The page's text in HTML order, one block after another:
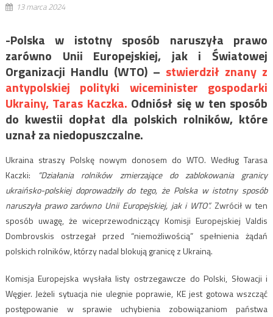
13 marca 2024
-Polska w istotny sposób naruszyła prawo
zarówno Unii Europejskiej, jak i Światowej
Organizacji Handlu (WTO) – stwierdził znany z
antypolskiej polityki wiceminister gospodarki
Ukrainy, Taras Kaczka. Odniósł się w ten sposób
do kwestii dopłat dla polskich rolników, które
uznał za niedopuszczalne.
Ukraina straszy Polskę nowym donosem do WTO. Według Tarasa
Kaczki: “Działania rolników zmierzające do zablokowania granicy
ukraińsko-polskiej doprowadziły do ​​tego, że Polska w istotny sposób
naruszyła prawo zarówno Unii Europejskiej, jak i WTO”.Zwrócił w ten
sposób uwagę, że wiceprzewodniczący Komisji Europejskiej Valdis
Dombrovskis ostrzegał przed “niemożliwością” spełnienia żądań
polskich rolników, którzy nadal blokują granicę z Ukrainą.
Komisja Europejska wysłała listy ostrzegawcze do Polski, Słowacji i
Węgier. Jeżeli sytuacja nie ulegnie poprawie, KE jest gotowa wszcząć
postępowanie w sprawie uchybienia zobowiązaniom państwa